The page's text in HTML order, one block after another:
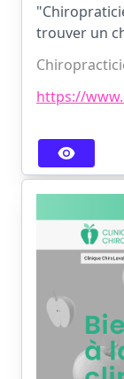
trouver un
https://